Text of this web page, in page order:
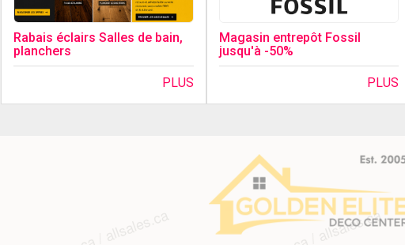
Rabais éclairs Salles de bain,
planchers
PLUS
Magasin entrepôt Fossil
jusqu'à -50%
PLUS